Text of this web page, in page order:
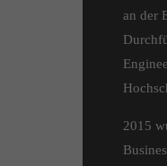
an der
2015